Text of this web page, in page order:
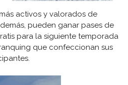
activos y valorados de
pueden ganar pases de
para la siguiente temporada
que confeccionan sus